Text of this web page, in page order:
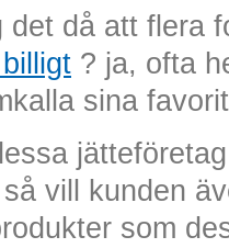
det då att flera
? ja, ofta
sina
vill kunden
som